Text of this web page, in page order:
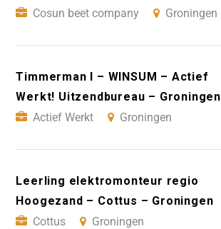
Cosun beet company
Groningen
Timmerman I – WINSUM – Actief
Werkt! Uitzendbureau – Groningen
Actief Werkt
Groningen
Leerling elektromonteur regio
Hoogezand – Cottus – Groningen
Cottus
Groningen